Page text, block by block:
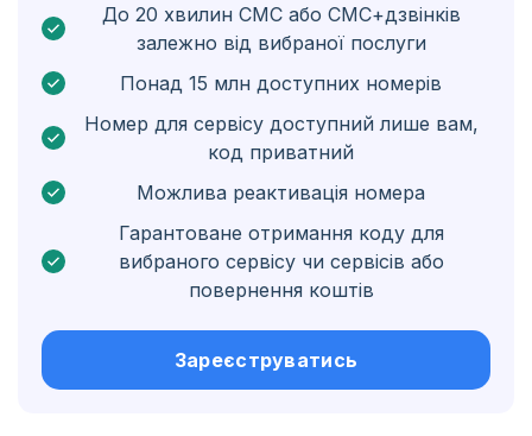
Болгарія
Угорщина
Болівія
Ґватемала
Куба
До 20 хвилин СМС або СМС+дзвінків
залежно від вибраної послуги
Понад 15 млн доступних номерів
Номер для сервісу доступний лише вам,
код приватний
Можлива реактивація номера
Гарантоване отримання коду для
вибраного сервісу чи сервісів або
повернення коштів
Зареєструватись